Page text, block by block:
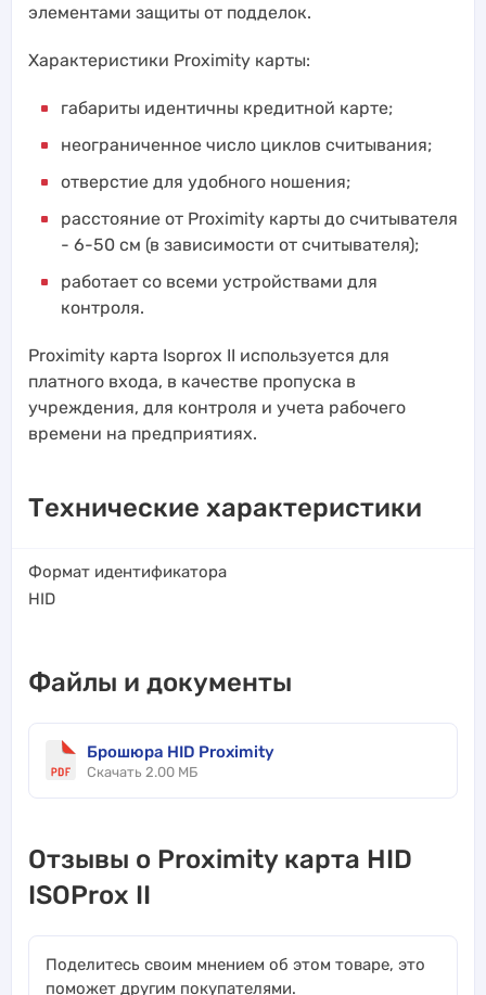
элементами защиты от подделок.
Характеристики Proximity карты:
габариты идентичны кредитной карте;
неограниченное число циклов считывания;
отверстие для удобного ношения;
расстояние от Proximity карты до считывателя
- 6-50 см (в зависимости от считывателя);
работает со всеми устройствами для
контроля.
Proximity карта Isoprox II используется для
платного входа, в качестве пропуска в
учреждения, для контроля и учета рабочего
времени на предприятиях.
Технические характеристики
Формат идентификатора
HID
Файлы и документы
Брошюра HID Proximity
Скачать 2.00 МБ
Отзывы о Proximity карта HID
ISOProx II
Поделитесь своим мнением об этом товаре, это
поможет другим покупателями.